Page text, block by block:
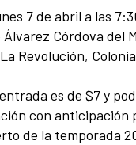
7 de abril a las
Córdova del
Revolución,
es de $7 y
con anticipación
de la temporada